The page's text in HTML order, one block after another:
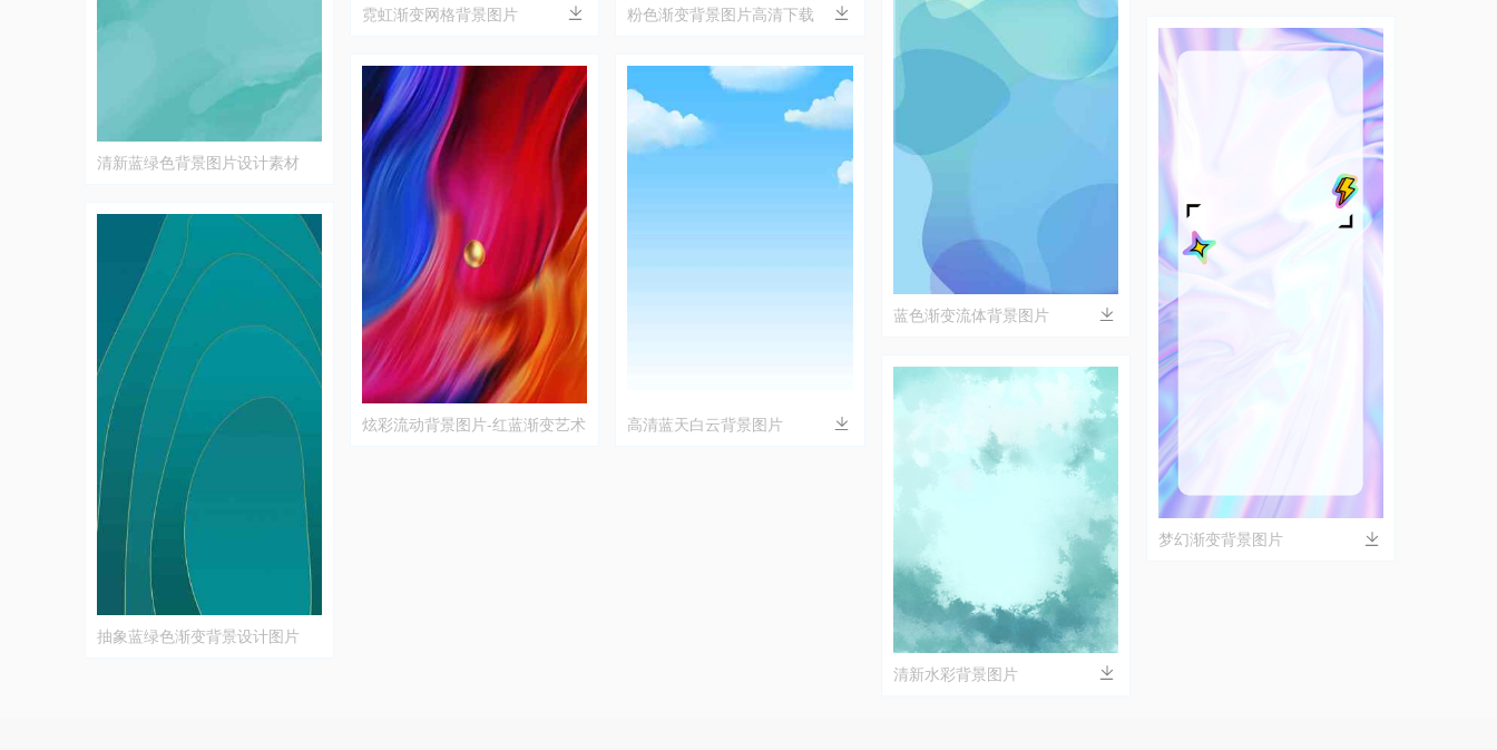
清新蓝绿色背景图片设计素材
抽象蓝绿色渐变背景设计图片
霓虹渐变网格背景图片
炫彩流动背景图片-红蓝渐变艺术
粉色渐变背景图片高清下载
高清蓝天白云背景图片
蓝色渐变流体背景图片
清新水彩背景图片
梦幻渐变背景图片